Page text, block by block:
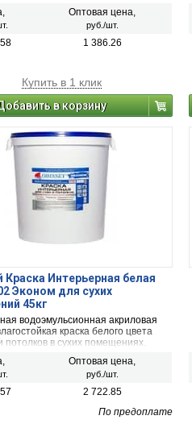
пластиковое ведро - 15 кг.
Оптовая цена,
руб./шт.
1 386.26
Купить в 1 клик
в корзину
Краска Интерьерная белая
Эконом для сухих
45кг
водоэмульсионная акриловая
краска белого цвета
потолков в сухих помещениях.
кг.
Оптовая цена,
руб./шт.
2 722.85
По предоплате